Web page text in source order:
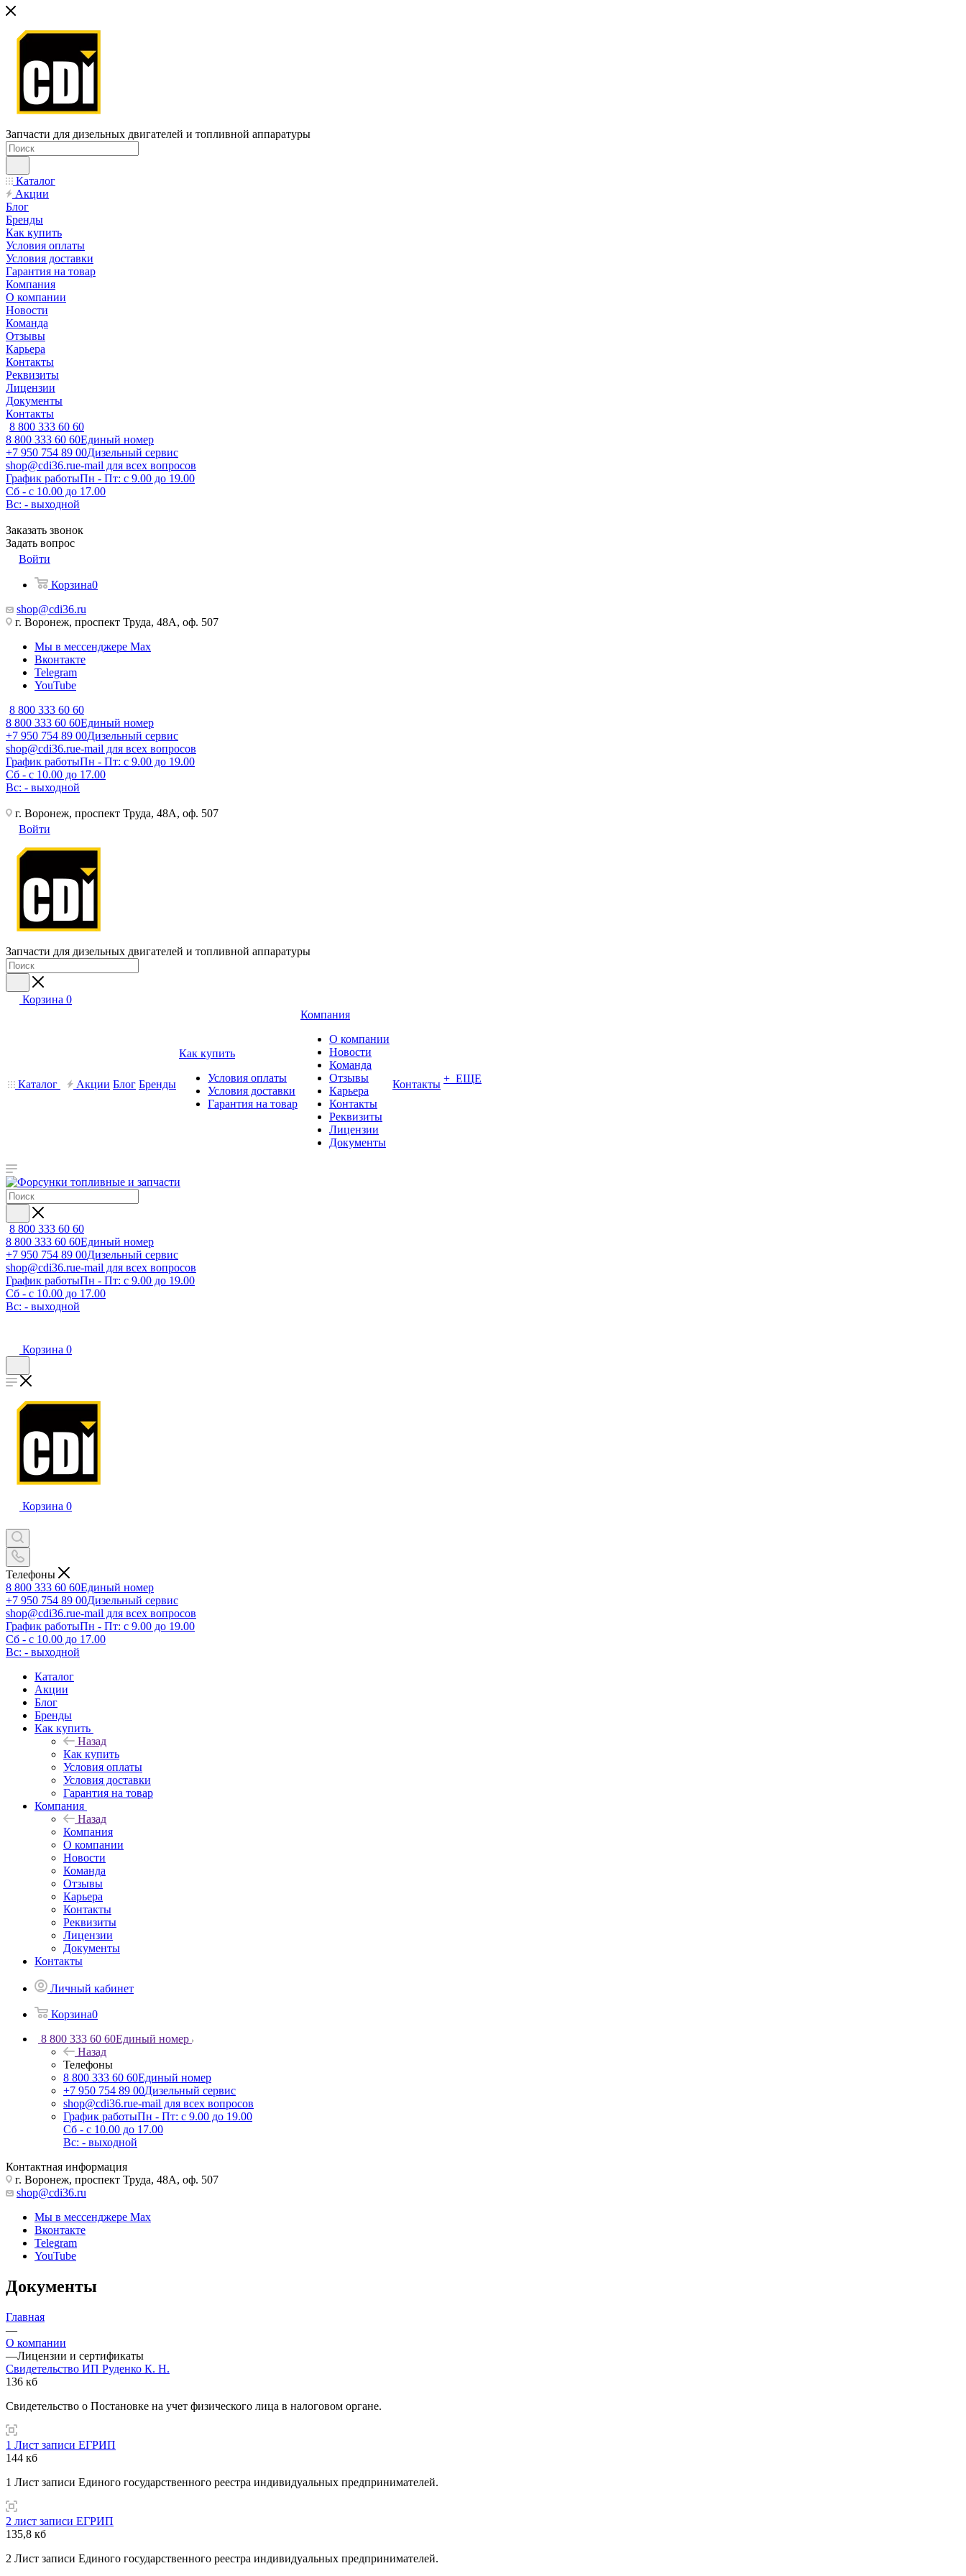
Запчасти для дизельных двигателей и топливной аппаратуры
Каталог
Акции
Блог
Бренды
Как купить
Условия оплаты
Условия доставки
Гарантия на товар
Компания
О компании
Новости
Команда
Отзывы
Карьера
Контакты
Реквизиты
Лицензии
Документы
Контакты
8 800 333 60 60
8 800 333 60 60Единый номер
+7 950 754 89 00Дизельный сервис
shop@cdi36.rue-mail для всех вопросов
График работыПн - Пт: с 9.00 до 19.00
Сб - с 10.00 до 17.00
Вс: - выходной
Заказать звонок
Задать вопрос
Войти
Корзина0
shop@cdi36.ru
г. Воронеж, проспект Труда, 48А, оф. 507
Мы в мессенджере Max
Вконтакте
Telegram
YouTube
8 800 333 60 60
8 800 333 60 60Единый номер
+7 950 754 89 00Дизельный сервис
shop@cdi36.rue-mail для всех вопросов
График работыПн - Пт: с 9.00 до 19.00
Сб - с 10.00 до 17.00
Вс: - выходной
г. Воронеж, проспект Труда, 48А, оф. 507
Войти
Запчасти для дизельных двигателей и топливной аппаратуры
Корзина 0
Каталог Акции Блог Бренды
Как купить
Условия оплаты
Условия доставки
Гарантия на товар
Компания
О компании
Новости
Команда
Отзывы
Карьера
Контакты
Реквизиты
Лицензии
Документы
Контакты + ЕЩЕ
8 800 333 60 60
8 800 333 60 60Единый номер
+7 950 754 89 00Дизельный сервис
shop@cdi36.rue-mail для всех вопросов
График работыПн - Пт: с 9.00 до 19.00
Сб - с 10.00 до 17.00
Вс: - выходной
Корзина 0
Корзина 0
Телефоны
8 800 333 60 60Единый номер
+7 950 754 89 00Дизельный сервис
shop@cdi36.rue-mail для всех вопросов
График работыПн - Пт: с 9.00 до 19.00
Сб - с 10.00 до 17.00
Вс: - выходной
Каталог
Акции
Блог
Бренды
Как купить
Назад
Как купить
Условия оплаты
Условия доставки
Гарантия на товар
Компания
Назад
Компания
О компании
Новости
Команда
Отзывы
Карьера
Контакты
Реквизиты
Лицензии
Документы
Контакты
Личный кабинет
Корзина0
8 800 333 60 60Единый номер
Назад
Телефоны
8 800 333 60 60Единый номер
+7 950 754 89 00Дизельный сервис
shop@cdi36.rue-mail для всех вопросов
График работыПн - Пт: с 9.00 до 19.00
Сб - с 10.00 до 17.00
Вс: - выходной
Контактная информация
г. Воронеж, проспект Труда, 48А, оф. 507
shop@cdi36.ru
Мы в мессенджере Max
Вконтакте
Telegram
YouTube
Документы
Главная
—
О компании
—Лицензии и сертификаты
Свидетельство ИП Руденко К. Н.
136 кб
Свидетельство о Постановке на учет физического лица в налоговом органе.
1 Лист записи ЕГРИП
144 кб
1 Лист записи Единого государственного реестра индивидуальных предпринимателей.
2 лист записи ЕГРИП
135,8 кб
2 Лист записи Единого государственного реестра индивидуальных предпринимателей.